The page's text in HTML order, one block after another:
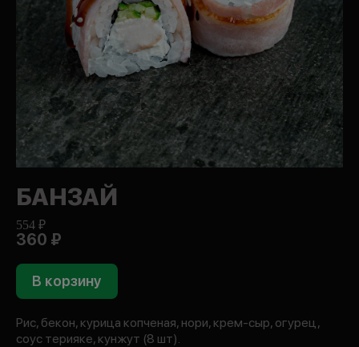
БАНЗАЙ
554 ₽
360 ₽
В корзину
Рис, бекон, курица копченая, нори, крем-сыр, огурец,
соус терияке, кунжут (8 шт).